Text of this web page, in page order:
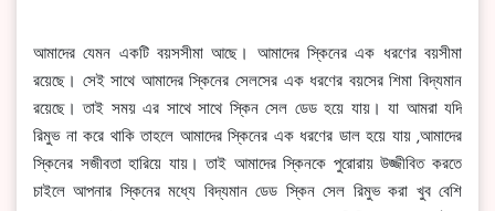
আমাদের যেমন একটি বয়সসীমা আছে। আমাদের স্কিনের এক ধরণের বয়সীমা
রয়েছে। সেই সাথে আমাদের স্কিনের সেলসের এক ধরণের বয়সের শিমা বিদ্যমান
রয়েছে। তাই সময় এর সাথে সাথে স্কিন সেল ডেড হয়ে যায়। যা আমরা যদি
রিমুভ না করে থাকি তাহলে আমাদের স্কিনের এক ধরণের ডাল হয়ে যায় ,আমাদের
স্কিনের সজীবতা হারিয়ে যায়। তাই আমাদের স্কিনকে পুরোরায় উজ্জীবিত করতে
চাইলে আপনার স্কিনের মধ্যে বিদ্যমান ডেড স্কিন সেল রিমুভ করা খুব বেশি